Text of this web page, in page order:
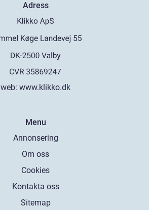
Adress
web: www.klikko.dk
Menu
Annonsering
Om oss
Cookies
Kontakta oss
Sitemap